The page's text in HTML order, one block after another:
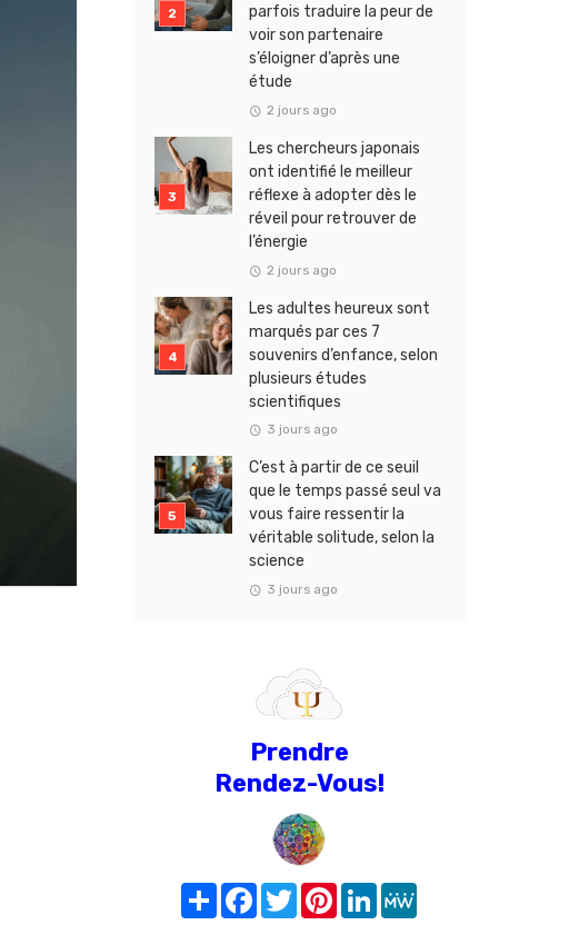
parfois traduire la peur de
voir son partenaire
s’éloigner d’après une
étude
2 jours ago
Les chercheurs japonais
ont identifié le meilleur
réflexe à adopter dès le
réveil pour retrouver de
l’énergie
2 jours ago
Les adultes heureux sont
marqués par ces 7
souvenirs d’enfance, selon
plusieurs études
scientifiques
3 jours ago
C’est à partir de ce seuil
que le temps passé seul va
vous faire ressentir la
véritable solitude, selon la
science
3 jours ago
Prendre
Rendez-Vous!
Share FacebookTwitterPinterest
LinkedIn